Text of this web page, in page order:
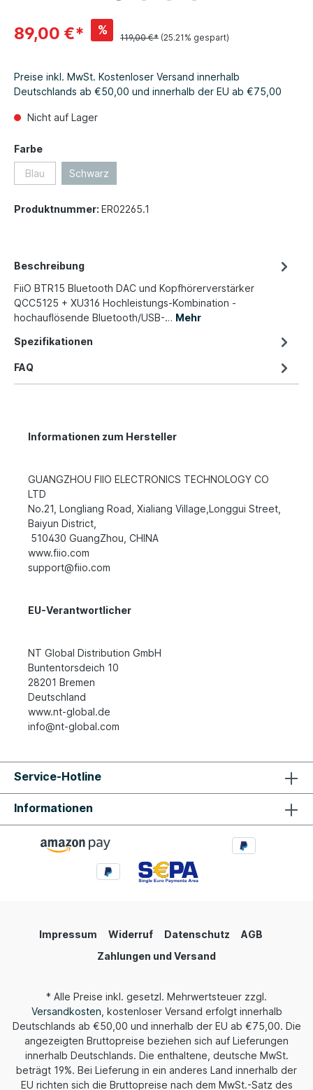
89,00 €* %
119,00 €* (25.21% gespart)
Preise inkl. MwSt. Kostenloser Versand innerhalb
Deutschlands ab €50,00 und innerhalb der EU ab €75,00
Nicht auf Lager
Farbe
Blau Schwarz
Produktnummer: ER02265.1
Beschreibung
FiiO BTR15 Bluetooth DAC und Kopfhörerverstärker
QCC5125 + XU316 Hochleistungs-Kombination -
hochauflösende Bluetooth/USB-… Mehr
Spezifikationen
FAQ
Informationen zum Hersteller
GUANGZHOU FIIO ELECTRONICS TECHNOLOGY CO
LTD
No.21, Longliang Road, Xialiang Village,Longgui Street,
Baiyun District,
510430 GuangZhou, CHINA
www.fiio.com
support@fiio.com
EU-Verantwortlicher
NT Global Distribution GmbH
Buntentorsdeich 10
28201 Bremen
Deutschland
www.nt-global.de
info@nt-global.com
Service-Hotline
Informationen
Impressum Widerruf Datenschutz
AGB
Zahlungen und Versand
* Alle Preise inkl. gesetzl. Mehrwertsteuer zzgl.
Versandkosten , kostenloser Versand erfolgt innerhalb
Deutschlands ab €50,00 und innerhalb der EU ab €75,00. Die
angezeigten Bruttopreise beziehen sich auf Lieferungen
innerhalb Deutschlands. Die enthaltene, deutsche MwSt.
beträgt 19%. Bei Lieferung in ein anderes Land innerhalb der
EU richten sich die Bruttopreise nach dem MwSt.-Satz des